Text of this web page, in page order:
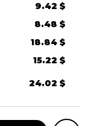
9.42 $
8.48 $
18.84 $
15.22 $
24.02 $